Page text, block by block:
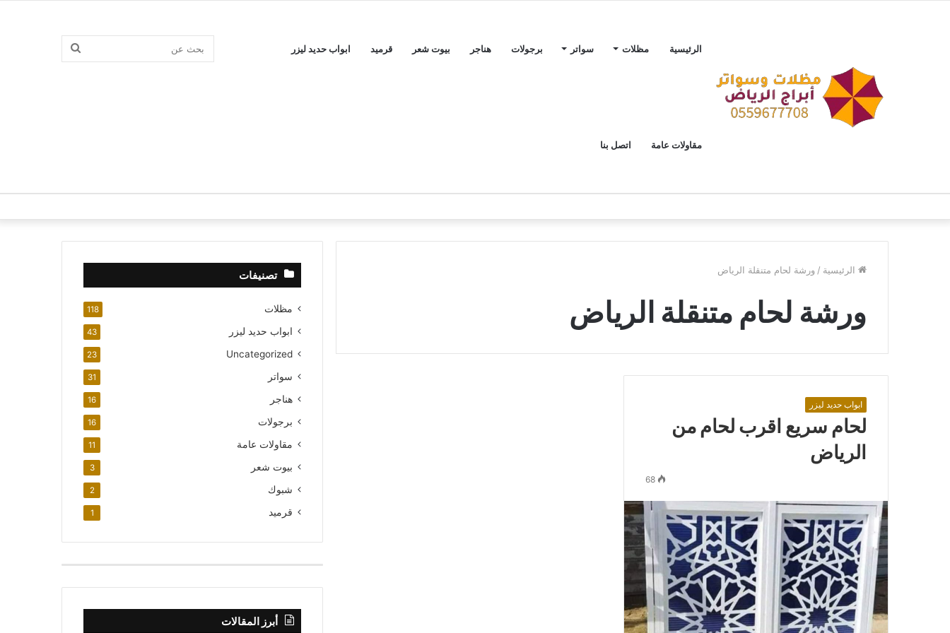
الرئيسية مظلات سواتر برجولات هناجر بيوت شعر قرميد ابواب حديد ليزر
مقاولات عامة اتصل بنا
بحث
الرئيسية / ورشة لحام متنقلة الرياض
ورشة لحام متنقلة الرياض
ابواب حديد ليزر
لحام سريع اقرب لحام من
الرياض
68
تصنيفات
مظلات 118
ابواب حديد ليزر 43
Uncategorized
23
سواتر 31
هناجر 16
برجولات 16
مقاولات عامة 11
بيوت شعر 3
شبوك 2
قرميد 1
أبرز المقالات